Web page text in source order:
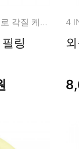
쉽고 빠르게! 뿌리는 필링 미스트로 각질 케어!
링
4